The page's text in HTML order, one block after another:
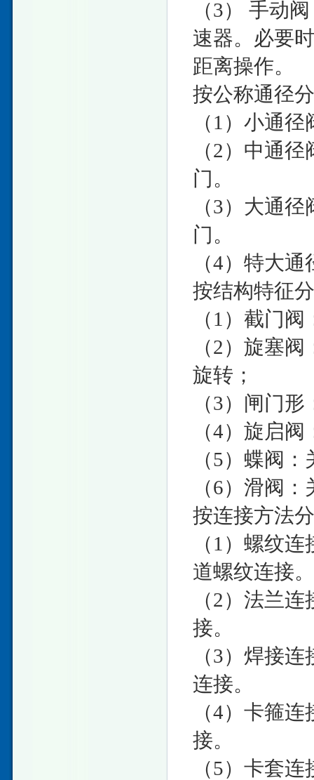
（3） 手动
速器。必要
距离操作。
按公称通径分
（1）小通
（2）中通
门。
（3）大通
门。
（4）特大
按结构特征分
（1）截门
（2）旋塞
旋转；
（3）闸门
（4）旋启
（5）蝶阀
（6）滑阀
按连接方法分
（1）螺纹
道螺纹连接。
（2）法兰
接。
（3）焊接
连接。
（4）卡箍
接。
（5）卡套